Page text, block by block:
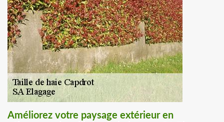
Améliorez votre paysage extérieur en